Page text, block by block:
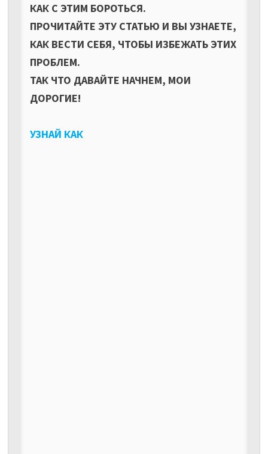
КАК С ЭТИМ БОРОТЬСЯ.
ПРОЧИТАЙТЕ ЭТУ СТАТЬЮ И ВЫ УЗНАЕТЕ,
КАК ВЕСТИ СЕБЯ, ЧТОБЫ ИЗБЕЖАТЬ ЭТИХ
ПРОБЛЕМ.
ТАК ЧТО ДАВАЙТЕ НАЧНЕМ, МОИ
ДОРОГИЕ!
УЗНАЙ КАК